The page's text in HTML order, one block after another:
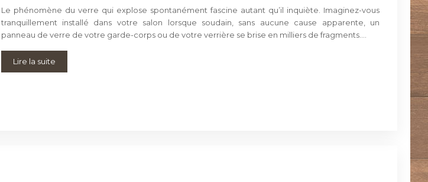
Le phénomène du verre qui explose spontanément fascine autant qu’il inquiète. Imaginez-vous
tranquillement installé dans votre salon lorsque soudain, sans aucune cause apparente, un
panneau de verre de votre garde-corps ou de votre verrière se brise en milliers de fragments….
Lire la suite